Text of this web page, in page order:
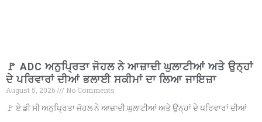
🚩 ADC ਅਨੁਪ੍ਰਿਤਾ ਜੋਹਲ ਨੇ ਆਜ਼ਾਦੀ ਘੁਲਾਟੀਆਂ ਅਤੇ ਉਨ੍ਹਾਂ
ਦੇ ਪਰਿਵਾਰਾਂ ਦੀਆਂ ਭਲਾਈ ਸਕੀਮਾਂ ਦਾ ਲਿਆ ਜਾਇਜ਼ਾ
August 5, 2026
No Comments
🚩 ਏ ਡੀ ਸੀ ਅਨੁਪ੍ਰਿਤਾ ਜੋਹਲ ਨੇ ਆਜ਼ਾਦੀ ਘੁਲਾਟੀਆਂ ਅਤੇ ਉਨ੍ਹਾਂ ਦੇ ਪਰਿਵਾਰਾਂ ਦੀਆਂ